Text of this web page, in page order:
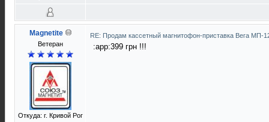
Magnetite
Ветеран
Откуда: г. Кривой Рог
RE: Продам кассетный магнитофон-приставка Вега МП-
:app:399 грн !!!